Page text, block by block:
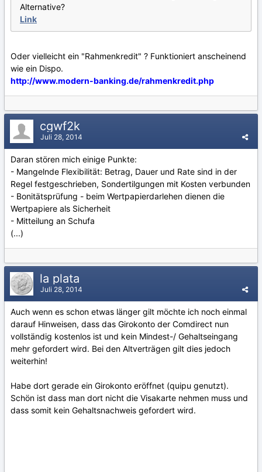
Alternative?
Link
Oder vielleicht ein "Rahmenkredit" ? Funktioniert anscheinend
wie ein Dispo.
http://www.modern-banking.de/rahmenkredit.php
cgwf2k
Juli 28, 2014
Daran stören mich einige Punkte:
- Mangelnde Flexibilität: Betrag, Dauer und Rate sind in der
Regel festgeschrieben, Sondertilgungen mit Kosten verbunden
- Bonitätsprüfung - beim Wertpapierdarlehen dienen die
Wertpapiere als Sicherheit
- Mitteilung an Schufa
(...)
la plata
Juli 28, 2014
Auch wenn es schon etwas länger gilt möchte ich noch einmal
darauf Hinweisen, dass das Girokonto der Comdirect nun
vollständig kostenlos ist und kein Mindest-/ Gehaltseingang
mehr gefordert wird. Bei den Altverträgen gilt dies jedoch
weiterhin!
Habe dort gerade ein Girokonto eröffnet (quipu genutzt).
Schön ist dass man dort nicht die Visakarte nehmen muss und
dass somit kein Gehaltsnachweis gefordert wird.